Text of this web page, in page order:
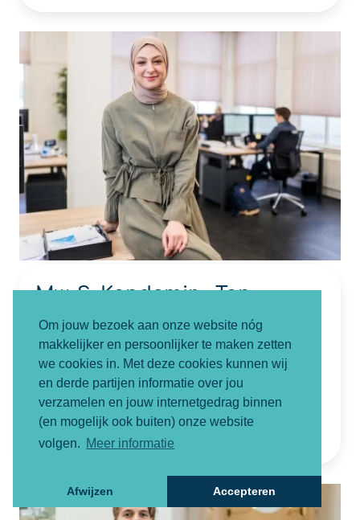
Om jouw bezoek aan onze website nóg
makkelijker en persoonlijker te maken zetten
we cookies in. Met deze cookies kunnen wij
en derde partijen informatie over jou
verzamelen en jouw internetgedrag binnen
(en mogelijk ook buiten) onze website
volgen. Meer informatie
Afwijzen Accepteren
Mw. S. Kandemir - Tan
Letselschadejurist
NIVRE Register-Expert
06-82852882
sevval@smartletselschade.nl